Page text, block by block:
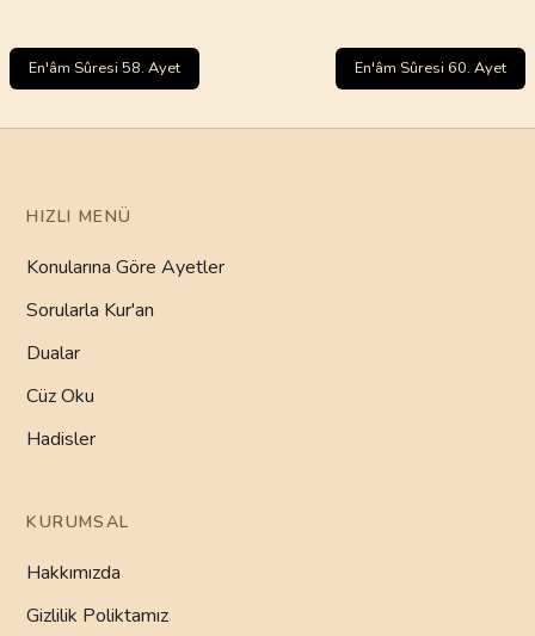
En'âm Sûresi 58. Ayet En'âm Sûresi 60. Ayet
HIZLI MENÜ
Konularına Göre Ayetler
Sorularla Kur'an
Dualar
Cüz Oku
Hadisler
KURUMSAL
Hakkımızda
Gizlilik Poliktamız